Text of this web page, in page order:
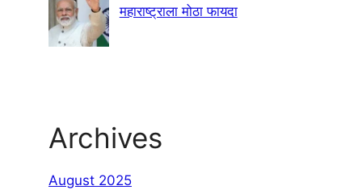
महाराष्ट्राला मोठा फायदा
Archives
August 2025